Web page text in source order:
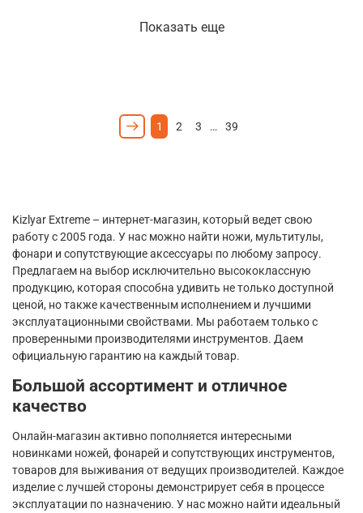
Показать еще
1 2 3 … 39
Kizlyar Extreme – интернет-магазин, который ведет свою
работу с 2005 года. У нас можно найти ножи, мультитулы,
фонари и сопутствующие аксессуары по любому запросу.
Предлагаем на выбор исключительно высококлассную
продукцию, которая способна удивить не только доступной
ценой, но также качественным исполнением и лучшими
эксплуатационными свойствами. Мы работаем только с
проверенными производителями инструментов. Даем
официальную гарантию на каждый товар.
Большой ассортимент и отличное
качество
Онлайн-магазин активно пополняется интересными
новинками ножей, фонарей и сопутствующих инструментов,
товаров для выживания от ведущих производителей. Каждое
изделие с лучшей стороны демонстрирует себя в процессе
эксплуатации по назначению. У нас можно найти идеальный